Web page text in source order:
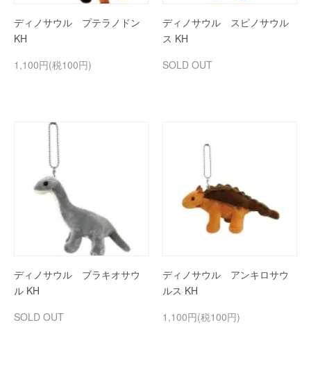
ディノサウル プテラノドン
KH
1,100円(税100円)
ディノサウル スピノサウル
ス KH
SOLD OUT
ディノサウル ブラキオサウ
ル KH
SOLD OUT
ディノサウル アンキロサウ
ルス KH
1,100円(税100円)